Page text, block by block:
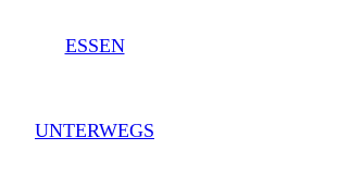
ESSEN
UNTERWEGS